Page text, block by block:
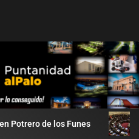
Funes Duro revés